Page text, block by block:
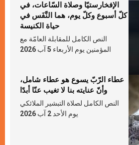
الإفخارستيّا وصلاة السّاعات، في
كلّ أسبوع وكلّ يوم، هما النَّفَس في
حياة الكنيسة
النص الكامل للمقابلة العامّة مع
المؤمنين يوم الأربعاء 5 آب 2026
عطاء الرّبّ يسوع هو عطاء شامل،
وأنّ عنايته بنا لا تغيب عنّا أبدًا
النص الكامل لصلاة التبشير الملائكي
يوم الأحد 2 آب 2026